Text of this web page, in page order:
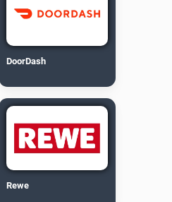
DoorDash
Rewe